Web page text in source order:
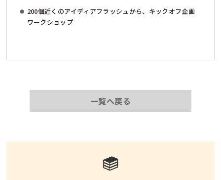
200個近くのアイディアフラッシュから、キックオフ企画
ワークショップ
一覧へ戻る